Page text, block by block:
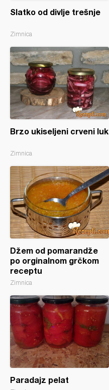
Slatko od divlje trešnje
Zimnica
Brzo ukiseljeni crveni luk
Zimnica
Džem od pomarandže
po orginalnom grčkom
receptu
Zimnica
Paradajz pelat